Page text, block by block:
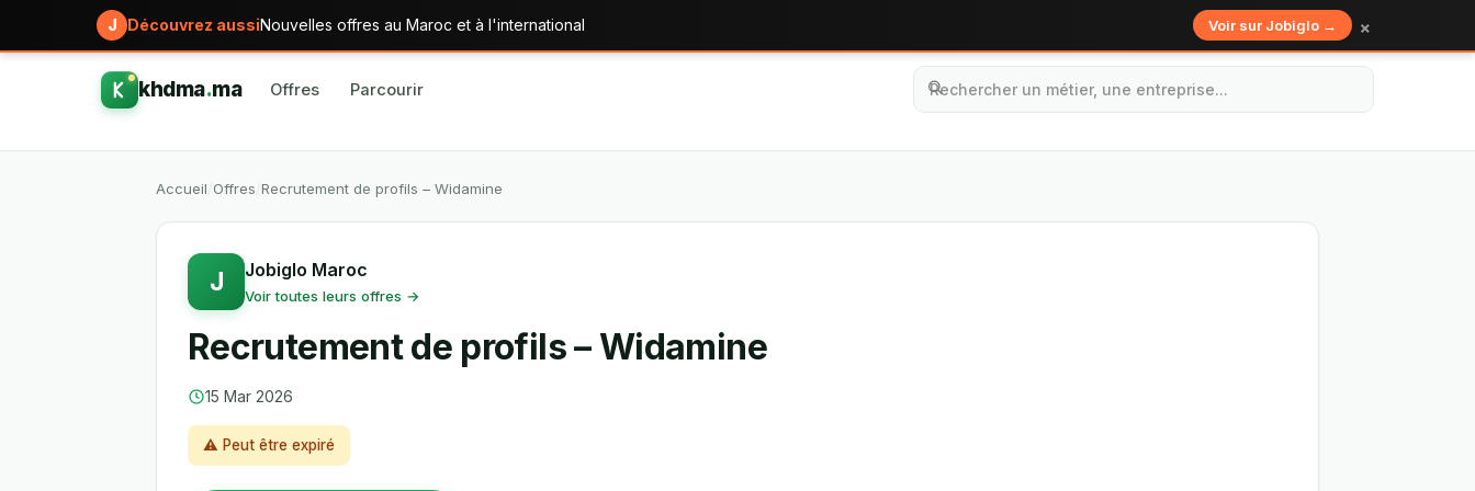
J Découvrez aussiNouvelles offres au Maroc et à l'international Voir sur Jobiglo → ×
khdma.ma Offres Parcourir
Accueil Offres Recrutement de profils – Widamine
J Jobiglo Maroc
Voir toutes leurs offres →
Recrutement de profils – Widamine
15 Mar 2026
⚠ Peut être expiré